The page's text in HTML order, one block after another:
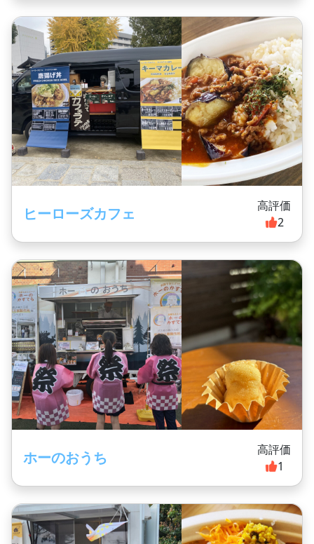
ヒーローズカフェ
高評価
2
ホーのおうち
高評価
1